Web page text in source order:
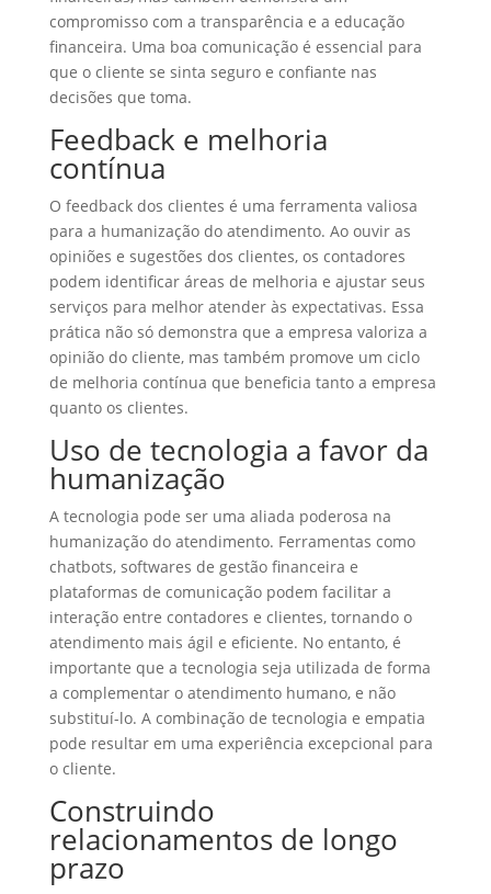
compromisso com a transparência e a educação
financeira. Uma boa comunicação é essencial para
que o cliente se sinta seguro e confiante nas
decisões que toma.
Feedback e melhoria
contínua
O feedback dos clientes é uma ferramenta valiosa
para a humanização do atendimento. Ao ouvir as
opiniões e sugestões dos clientes, os contadores
podem identificar áreas de melhoria e ajustar seus
serviços para melhor atender às expectativas. Essa
prática não só demonstra que a empresa valoriza a
opinião do cliente, mas também promove um ciclo
de melhoria contínua que beneficia tanto a empresa
quanto os clientes.
Uso de tecnologia a favor da
humanização
A tecnologia pode ser uma aliada poderosa na
humanização do atendimento. Ferramentas como
chatbots, softwares de gestão financeira e
plataformas de comunicação podem facilitar a
interação entre contadores e clientes, tornando o
atendimento mais ágil e eficiente. No entanto, é
importante que a tecnologia seja utilizada de forma
a complementar o atendimento humano, e não
substituí-lo. A combinação de tecnologia e empatia
pode resultar em uma experiência excepcional para
o cliente.
Construindo
relacionamentos de longo
prazo